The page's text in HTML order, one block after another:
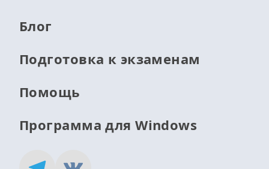
Блог
Подготовка к экзаменам
Помощь
Программа для Windows